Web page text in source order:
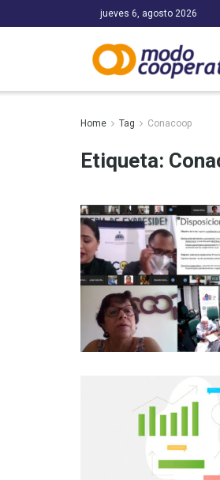
jueves 6, agosto 2026
Home Tag Conacoop
Etiqueta: